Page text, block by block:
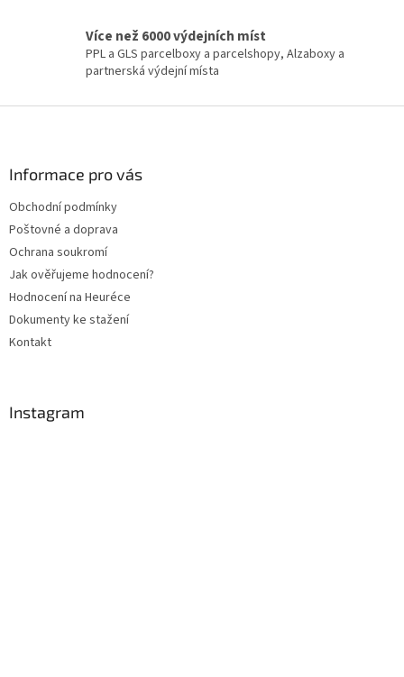
Více než 6000 výdejních míst
PPL a GLS parcelboxy a parcelshopy, Alzaboxy a
partnerská výdejní místa
Informace pro vás
Obchodní podmínky
Poštovné a doprava
Ochrana soukromí
Jak ověřujeme hodnocení?
Hodnocení na Heuréce
Dokumenty ke stažení
Kontakt
Instagram